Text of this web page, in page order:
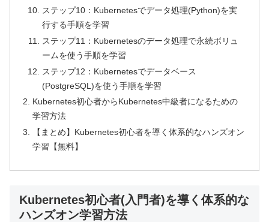
ステップ10：Kubernetesでデータ処理(Python)を実
行する手順を学習
ステップ11：Kubernetesのデータ処理で永続ボリュ
ームを使う手順を学習
ステップ12：Kubernetesでデータベース
(PostgreSQL)を使う手順を学習
Kubernetes初心者からKubernetes中級者になるための
学習方法
【まとめ】Kubernetes初心者を導く体系的なハンズオン
学習【無料】
Kubernetes初心者(入門者)を導く体系的な
ハンズオン学習方法